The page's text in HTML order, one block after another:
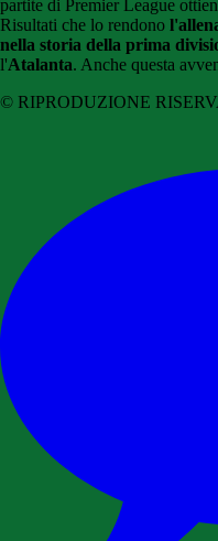
partite di Premier League
Risultati che lo rendono
nella storia della prima
l'Atalanta. Anche questa
© RIPRODUZIONE